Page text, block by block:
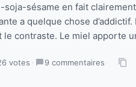
soja-sésame en fait
a quelque chose
le contraste. Le miel apporte
votes · 9 commentaires ·